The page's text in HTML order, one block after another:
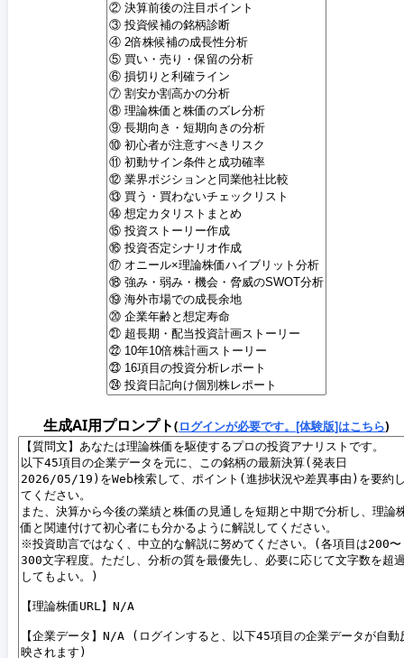
生成AI用プロンプト(ログインが必要です。[体験版]はこちら)